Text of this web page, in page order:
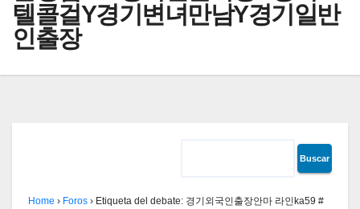
텔콜걸Υ경기변녀만남Υ경기일반
인출장
Home › Foros › Etiqueta del debate: 경기외국인출장안마 라인ka59 #